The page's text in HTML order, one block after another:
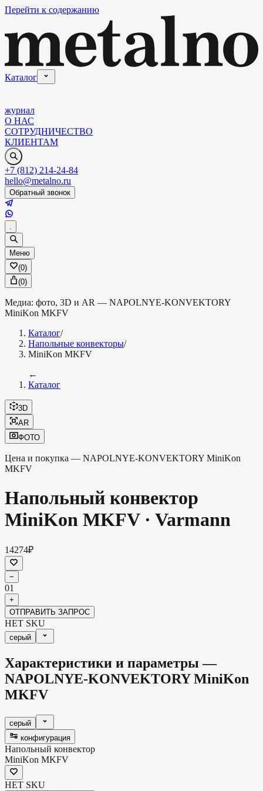
Перейти к содержанию
Каталог
журнал
О НАС
СОТРУДНИЧЕСТВО
КЛИЕНТАМ
+7 (812) 214-24-84
hello@metalno.ru
Обратный звонок
.
Меню
(0)
(0)
Медиа: фото, 3D и AR — NAPOLNYE-KONVEKTORY
MiniKon MKFV
Каталог/
Напольные конвекторы/
MiniKon MKFV
←
Каталог
3D
AR
ФОТО
Цена и покупка — NAPOLNYE-KONVEKTORY MiniKon
MKFV
Напольный конвектор
MiniKon MKFV· Varmann
14274₽
−
01
+
ОТПРАВИТЬ ЗАПРОС
НЕТ SKU
серый
Характеристики и параметры —
NAPOLNYE-KONVEKTORY MiniKon
MKFV
серый
конфигурация
Напольный конвектор
MiniKon MKFV
НЕТ SKU